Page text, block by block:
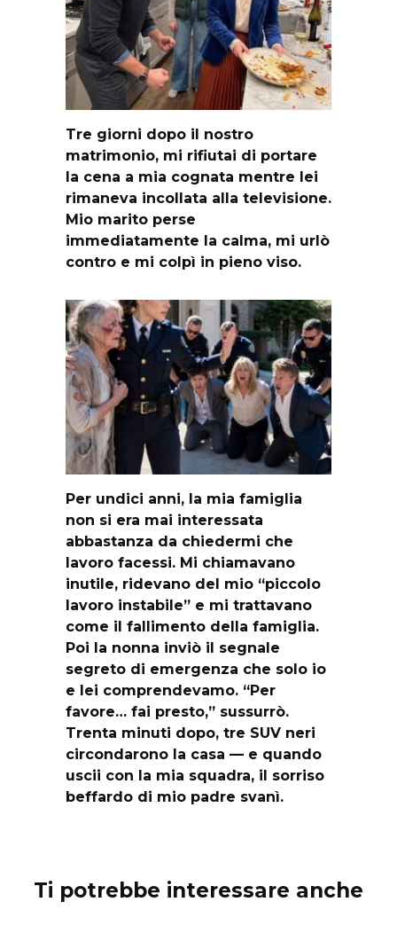
Tre giorni dopo il nostro
matrimonio, mi rifiutai di portare
la cena a mia cognata mentre lei
rimaneva incollata alla televisione.
Mio marito perse
immediatamente la calma, mi urlò
contro e mi colpì in pieno viso.
Per undici anni, la mia famiglia
non si era mai interessata
abbastanza da chiedermi che
lavoro facessi. Mi chiamavano
inutile, ridevano del mio “piccolo
lavoro instabile” e mi trattavano
come il fallimento della famiglia.
Poi la nonna inviò il segnale
segreto di emergenza che solo io
e lei comprendevamo. “Per
favore… fai presto,” sussurrò.
Trenta minuti dopo, tre SUV neri
circondarono la casa — e quando
uscii con la mia squadra, il sorriso
beffardo di mio padre svanì.
Ti potrebbe interessare anche